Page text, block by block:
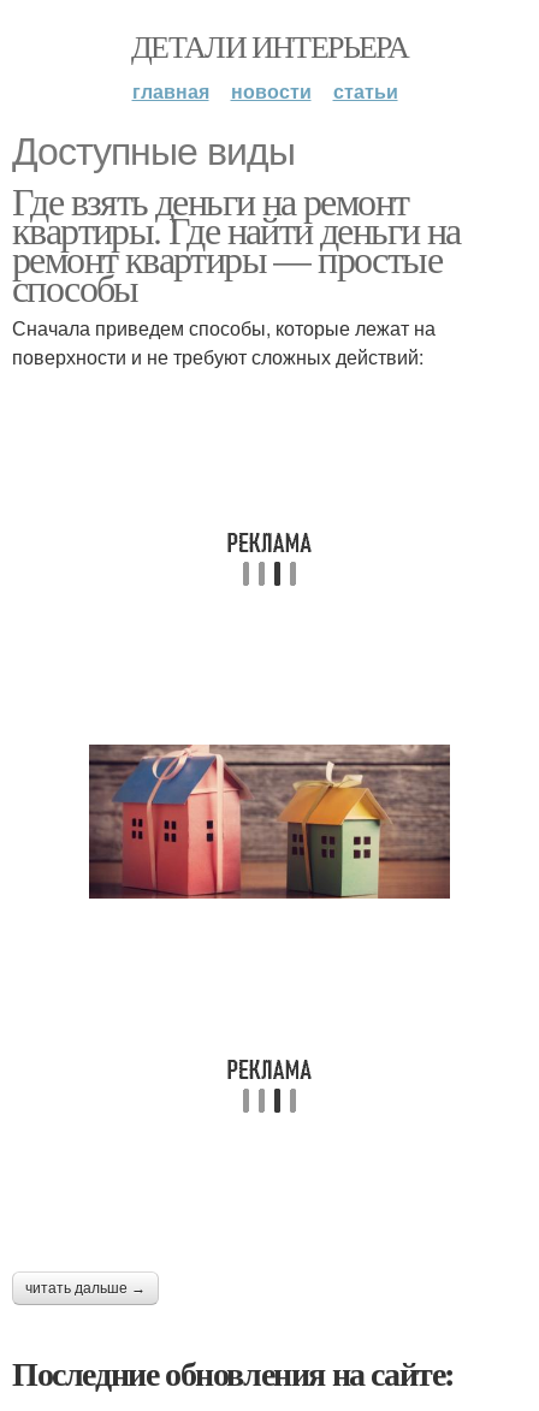
ДЕТАЛИ ИНТЕРЬЕРА
главная новости статьи
Доступные виды
Где взять деньги на ремонт
квартиры. Где найти деньги на
ремонт квартиры — простые
способы
Сначала приведем способы, которые лежат на
поверхности и не требуют сложных действий:
читать дальше →
Последние обновления на сайте: